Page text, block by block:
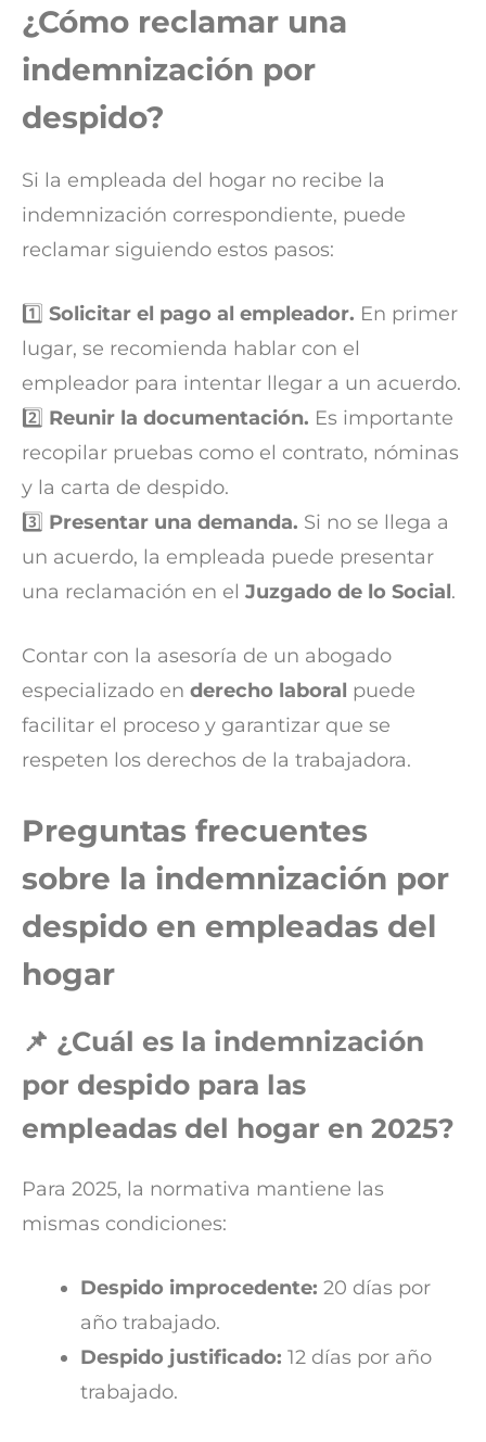
¿Cómo reclamar una
indemnización por
despido?
Si la empleada del hogar no recibe la
indemnización correspondiente, puede
reclamar siguiendo estos pasos:
1️⃣ Solicitar el pago al empleador. En primer
lugar, se recomienda hablar con el
empleador para intentar llegar a un acuerdo.
2️⃣ Reunir la documentación. Es importante
recopilar pruebas como el contrato, nóminas
y la carta de despido.
3️⃣ Presentar una demanda. Si no se llega a
un acuerdo, la empleada puede presentar
una reclamación en el Juzgado de lo Social.
Contar con la asesoría de un abogado
especializado en derecho laboral puede
facilitar el proceso y garantizar que se
respeten los derechos de la trabajadora.
Preguntas frecuentes
sobre la indemnización por
despido en empleadas del
hogar
📌 ¿Cuál es la indemnización
por despido para las
empleadas del hogar en 2025?
Para 2025, la normativa mantiene las
mismas condiciones:
Despido improcedente: 20 días por
año trabajado.
Despido justificado: 12 días por año
trabajado.